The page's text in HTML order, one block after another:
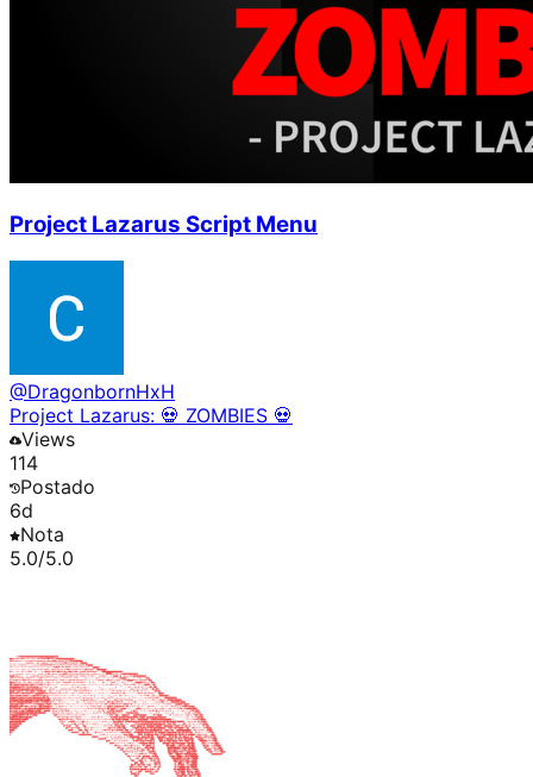
Project Lazarus Script Menu
@DragonbornHxH
Project Lazarus: 💀 ZOMBIES 💀
Views
114
Postado
6d
Nota
5.0/5.0